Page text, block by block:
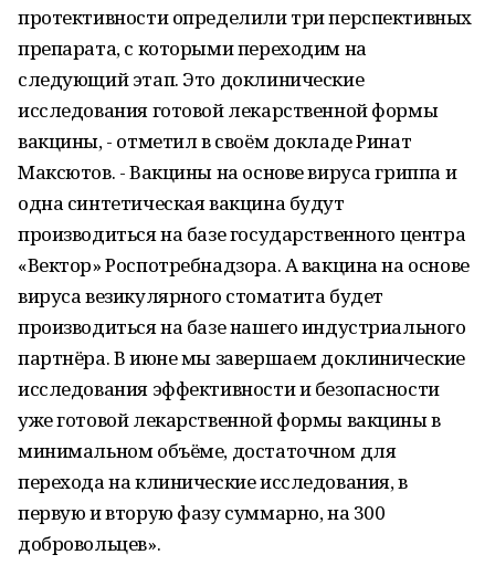
протективности определили три перспективных
препарата, с которыми переходим на
следующий этап. Это доклинические
исследования готовой лекарственной формы
вакцины, - отметил в своём докладе Ринат
Максютов. - Вакцины на основе вируса гриппа и
одна синтетическая вакцина будут
производиться на базе государственного центра
«Вектор» Роспотребнадзора. А вакцина на основе
вируса везикулярного стоматита будет
производиться на базе нашего индустриального
партнёра. В июне мы завершаем доклинические
исследования эффективности и безопасности
уже готовой лекарственной формы вакцины в
минимальном объёме, достаточном для
перехода на клинические исследования, в
первую и вторую фазу суммарно, на 300
добровольцев».